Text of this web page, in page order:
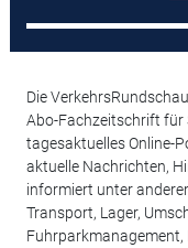
Die
Abo-Fachzeitschrift für
tagesaktuelles Online-
aktuelle Nachrichten,
informiert unter
Transport, Lager,
Fuhrparkmanagement,